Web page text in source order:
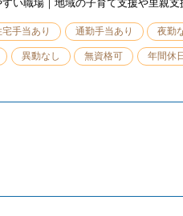
い職場｜地域の子育て支援や里親支
宅手当あり 通勤手当あり 夜勤
異動なし 無資格可 年間休